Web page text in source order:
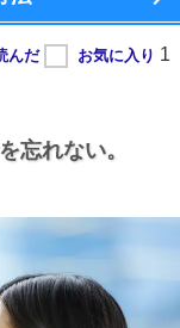
忘れない。